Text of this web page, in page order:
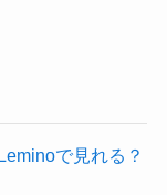
で見れる？